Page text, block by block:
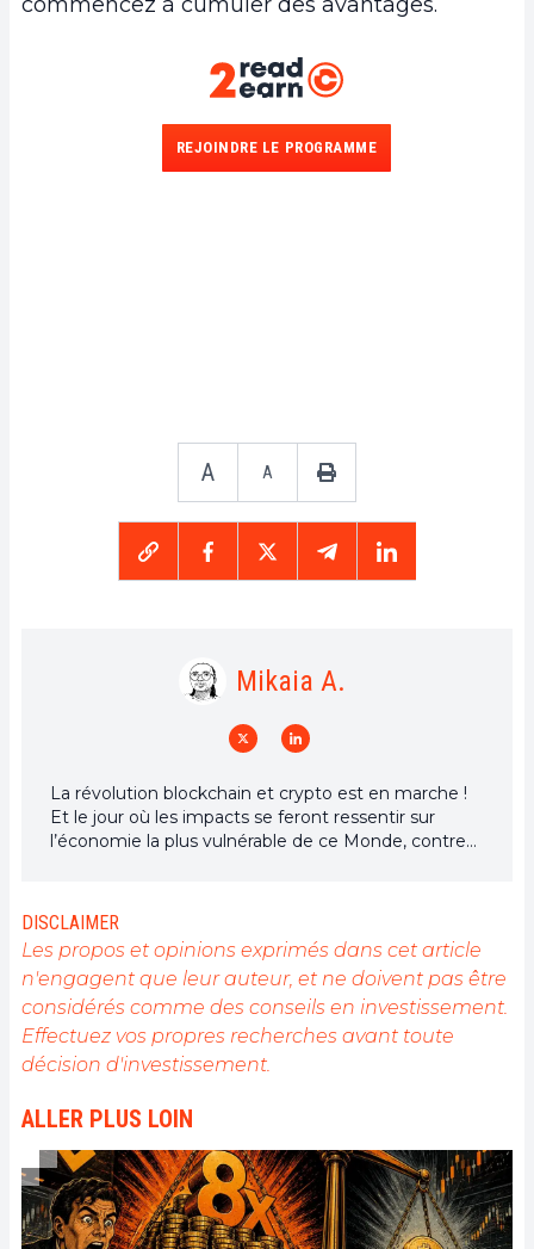
REJOINDRE LE PROGRAMME
A A
Mikaia A.
La révolution blockchain et crypto est en marche !
Et le jour où les impacts se feront ressentir sur
l’économie la plus vulnérable de ce Monde, contre
DISCLAIMER
Les propos et opinions exprimés dans cet article
n'engagent que leur auteur, et ne doivent pas être
considérés comme des conseils en investissement.
Effectuez vos propres recherches avant toute
décision d'investissement.
ALLER PLUS LOIN